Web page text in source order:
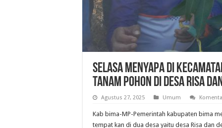
Selasa Menyapa Di
Tanam Pohon di Desa Risa
Agustus 27, 2025 Umum
Kab bima-MP-Pemerintah kabupaten bima
tempat kan di dua desa yaitu desa Risa dan